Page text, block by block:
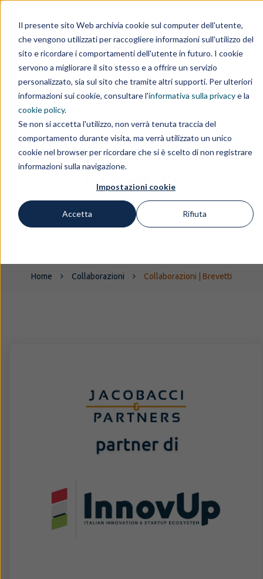
Il presente sito Web archivia cookie sul computer dell'utente,
che vengono utilizzati per raccogliere informazioni sull'utilizzo del
sito e ricordare i comportamenti dell'utente in futuro. I cookie
servono a migliorare il sito stesso e a offrire un servizio
personalizzato, sia sul sito che tramite altri supporti. Per ulteriori
informazioni sui cookie, consultare l'informativa sulla privacye la
cookie policy.
Se non si accetta l'utilizzo, non verrà tenuta traccia del
comportamento durante visita, ma verrà utilizzato un unico
cookie nel browser per ricordare che si è scelto di non registrare
informazioni sulla navigazione.
Impostazioni cookie
Accetta Rifiuta
IL GRUPPO
Collaborazioni |
Brevetti
Home Collaborazioni Collaborazioni | Brevetti